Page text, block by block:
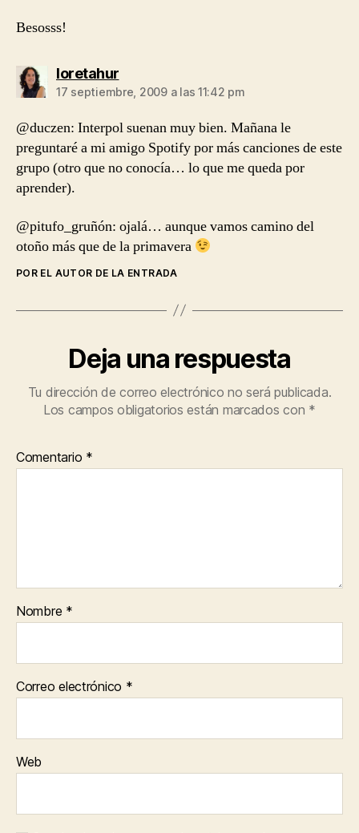
Besosss!
loretahurdice:
17 septiembre, 2009 a las 11:42 pm
@duczen: Interpol suenan muy bien. Mañana le
preguntaré a mi amigo Spotify por más canciones de este
grupo (otro que no conocía… lo que me queda por
aprender).
@pitufo_gruñón: ojalá… aunque vamos camino del
otoño más que de la primavera
POR EL AUTOR DE LA ENTRADA
Deja una respuesta
Tu dirección de correo electrónico no será publicada.
Los campos obligatorios están marcados con *
Comentario *
Nombre *
Correo electrónico *
Web